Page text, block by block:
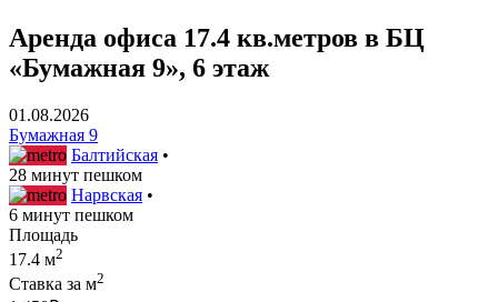
Аренда офиса 17.4 кв.метров в БЦ
«Бумажная 9», 6 этаж
01.08.2026
Бумажная 9
Балтийская •
28 минут пешком
Нарвская •
6 минут пешком
Площадь
17.4 м2
Ставка за м2